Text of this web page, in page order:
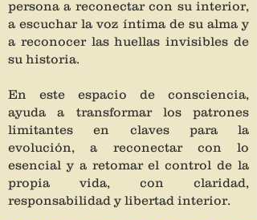
persona a reconectar con su interior,
a escuchar la voz íntima de su alma y
a reconocer las huellas invisibles de
su historia.
En este espacio de consciencia,
ayuda a transformar los patrones
limitantes en claves para la
evolución, a reconectar con lo
esencial y a retomar el control de la
propia vida, con claridad,
responsabilidad y libertad interior.